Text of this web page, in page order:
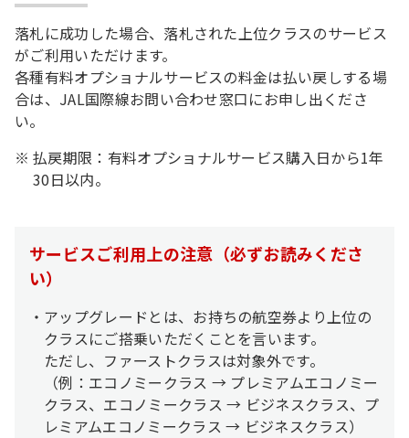
落札に成功した場合、落札された上位クラスのサービス
がご利用いただけます。
各種有料オプショナルサービスの料金は払い戻しする場
合は、JAL国際線お問い合わせ窓口にお申し出くださ
い。
払戻期限：有料オプショナルサービス購入日から1年
30日以内。
サービスご利用上の注意（必ずお読みくださ
い）
アップグレードとは、お持ちの航空券より上位の
クラスにご搭乗いただくことを言います。
ただし、ファーストクラスは対象外です。
（例：エコノミークラス → プレミアムエコノミー
クラス、エコノミークラス → ビジネスクラス、プ
レミアムエコノミークラス → ビジネスクラス）